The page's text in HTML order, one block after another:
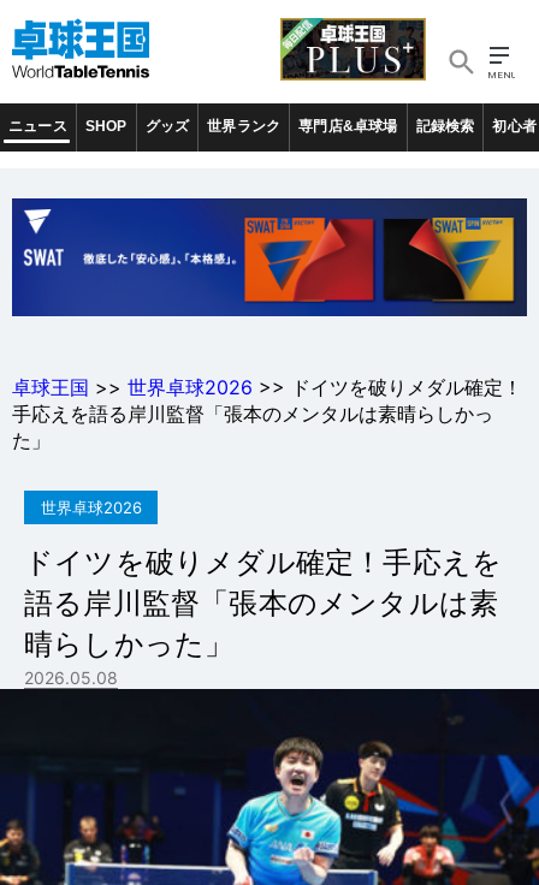
ニュース SHOP グッズ 世界ランク 専門店&卓球場 記録検索 初心者
卓球王国 >> 世界卓球2026 >> ドイツを破りメダル確定！
手応えを語る岸川監督「張本のメンタルは素晴らしかっ
た」
世界卓球2026
ドイツを破りメダル確定！手応えを
語る岸川監督「張本のメンタルは素
晴らしかった」
2026.05.08